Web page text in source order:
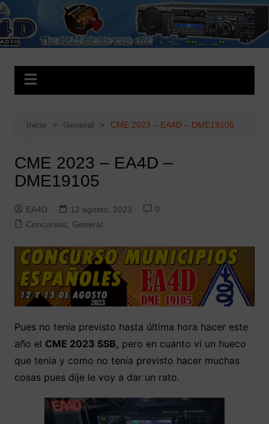
Saltar
al
contenido
EA4D.es
The HAM Radio Web Site
Inicio General CME 2023 – EA4D – DME19105
CME 2023 – EA4D –
DME19105
EA4D 12 agosto, 2023
0
Concursos
General
Pues no tenia previsto hasta última hora hacer este
año el CME 2023 SSB, pero en cuanto vi un hueco
que tenia y como no tenia previsto hacer muchas
cosas pues dije le voy a dar un rato.